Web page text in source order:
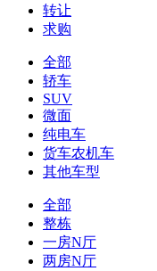
转让
求购
全部
轿车
SUV
微面
纯电车
货车农机车
其他车型
全部
整栋
一房N厅
两房N厅